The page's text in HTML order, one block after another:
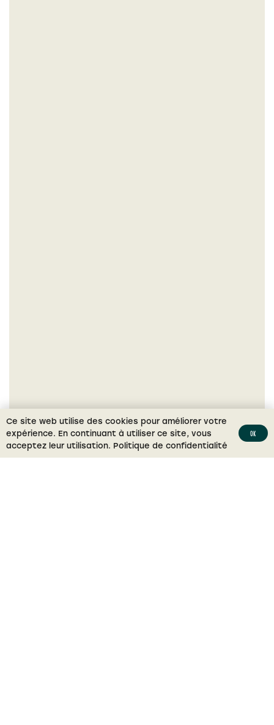
Ce site web utilise des cookies pour améliorer votre
expérience. En continuant à utiliser ce site, vous
acceptez leur utilisation. Politique de confidentialité
Ok